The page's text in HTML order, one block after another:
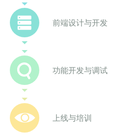
前端设计与开发
功能开发与调试
上线与培训